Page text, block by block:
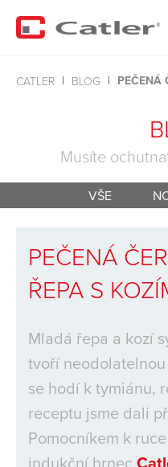
CATLER BLOG PEČENÁ
Musíte
VŠE
PEČENÁ
ŘEPA S
Mladá řepa a kozí
tvoří
se hodí k tymiánu,
receptu jsme dali
Pomocníkem k